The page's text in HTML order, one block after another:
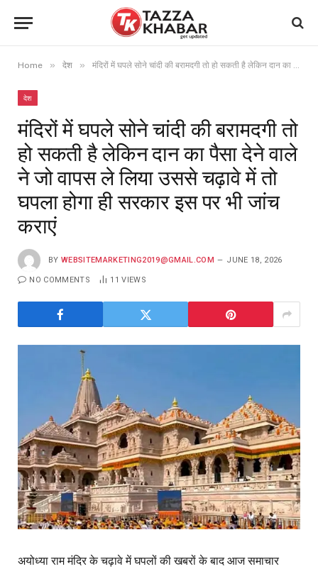
Home » देश » मंदिरों में घपले सोने चांदी की बरामदगी तो हो सकती है लेकिन दान का पैसा देने वाले ने जो वापस ले लिया उससे चढ़ावे में तो घपला होगा ही सरकार इस पर भी जांच कराएं
देश
मंदिरों में घपले सोने चांदी की बरामदगी तो
हो सकती है लेकिन दान का पैसा देने वाले
ने जो वापस ले लिया उससे चढ़ावे में तो
घपला होगा ही सरकार इस पर भी जांच
कराएं
BY WEBSITEMARKETING2019@GMAIL.COM JUNE 18, 2026
NO COMMENTS 11VIEWS
अयोध्या राम मंदिर के चढ़ावे में घपलों की खबरों के बाद आज समाचार